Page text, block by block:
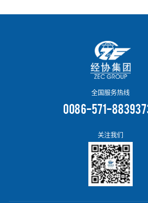
全国服务热线
0086-571-
关注我们